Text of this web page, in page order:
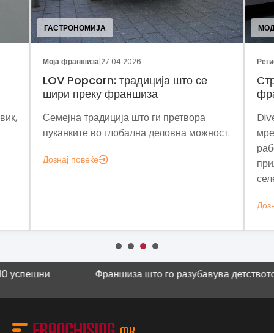
ГАСТРОНОМИЈА
Моја франшиза|27.04.2026
LOV Popcorn: традиција што се
шири преку франшиза
Семејна традиција што ги претвора
пуканките во глобална деловна можност.
Дознај повеќе
Франшиза што го разубавува детствотоНаучна